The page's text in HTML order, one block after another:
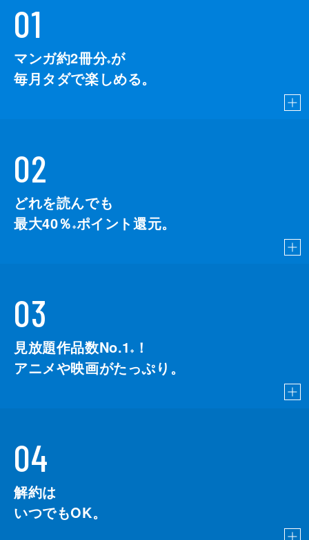
01
マンガ約2冊分※が
毎月タダで楽しめる。
02
どれを読んでも
最大40％ ※ポイント還元。
03
見放題作品数No.1 ※
！
アニメや映画がたっぷり。
04
解約は
いつでもOK。